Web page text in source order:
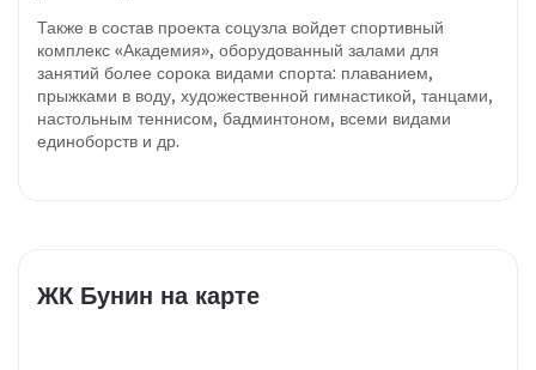
Также в состав проекта соцузла войдет спортивный
комплекс «Академия», оборудованный залами для
занятий более сорока видами спорта: плаванием,
прыжками в воду, художественной гимнастикой, танцами,
настольным теннисом, бадминтоном, всеми видами
единоборств и др.
ЖК Бунин на карте